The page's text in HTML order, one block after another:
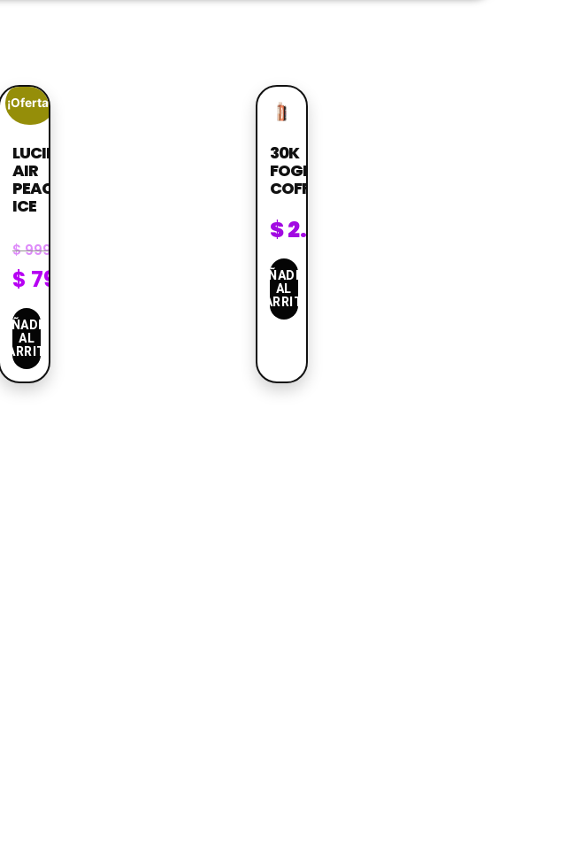
¡Oferta!
LUCID
AIR
PEACH
ICE
$999
$ 799
AÑADIR
AL
CARRITO
30K
FOGER
COFFE
$2.099
AÑADIR
AL
CARRITO